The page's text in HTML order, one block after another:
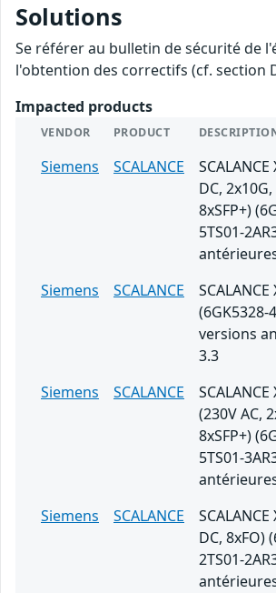
Solutions
Se référer au bulletin de sécurité de
l'obtention des correctifs (cf. section
Impacted products
VENDOR PRODUCT
Siemens SCALANCE
DC, 2x10G,
8xSFP+)
5TS01-
Siemens
SCALANCE
SCALANCE
(6GK5328-
versions
3.3
Siemens
SCALANCE
(230V AC,
8xSFP+)
5TS01-
Siemens
SCALANCE
DC, 8xFO)
2TS01-